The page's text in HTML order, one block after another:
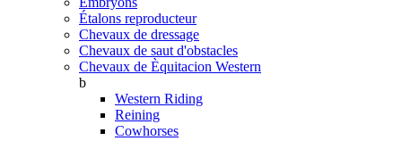
Étalons reproducteur
Chevaux de dressage
Chevaux de saut d'obstacles
Chevaux de Èquitacion Western
b
Western Riding
Reining
Cowhorses